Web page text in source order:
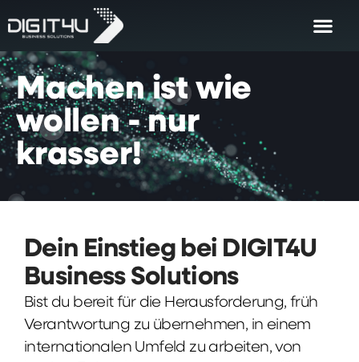
Machen ist wie
wollen - nur
krasser!
Dein Einstieg bei DIGIT4U
Business Solutions
Bist du bereit für die Herausforderung, früh
Verantwortung zu übernehmen, in einem
internationalen Umfeld zu arbeiten, von